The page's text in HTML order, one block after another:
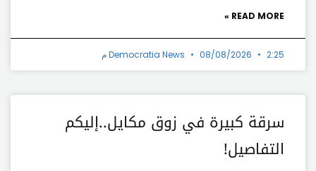
READ MORE »
Democratia News 08/08/2026 2:25 م
سرقة كبيرة في زوق مكايل..إليكم
التفاصيل!